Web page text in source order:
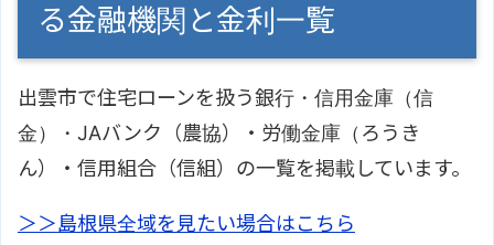
る金融機関と金利一覧
出雲市で住宅ローンを扱う銀行・信用金庫（信
金）・JAバンク（農協）・労働金庫（ろうき
ん）・信用組合（信組）の一覧を掲載しています。
＞＞島根県全域を見たい場合はこちら